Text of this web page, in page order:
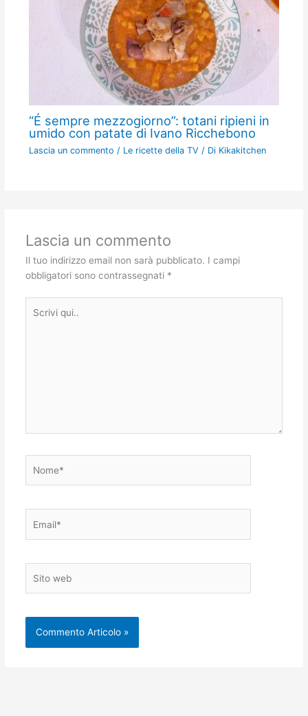
“É sempre mezzogiorno”: totani ripieni in
umido con patate di Ivano Ricchebono
Lascia un commento / Le ricette della TV / Di Kikakitchen
Lascia un commento
Il tuo indirizzo email non sarà pubblicato. I campi
obbligatori sono contrassegnati *
qui..
web